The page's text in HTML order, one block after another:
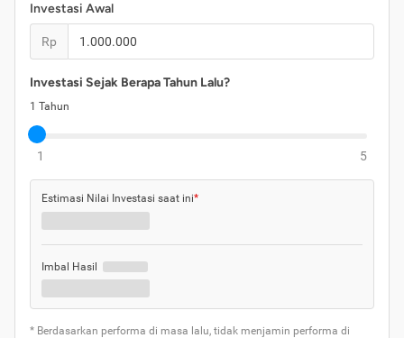
Investasi Awal
Rp
Investasi Sejak Berapa Tahun Lalu?
1 Tahun
1 5
Estimasi Nilai Investasi saat ini*
Imbal Hasil
* Berdasarkan performa di masa lalu, tidak menjamin performa di